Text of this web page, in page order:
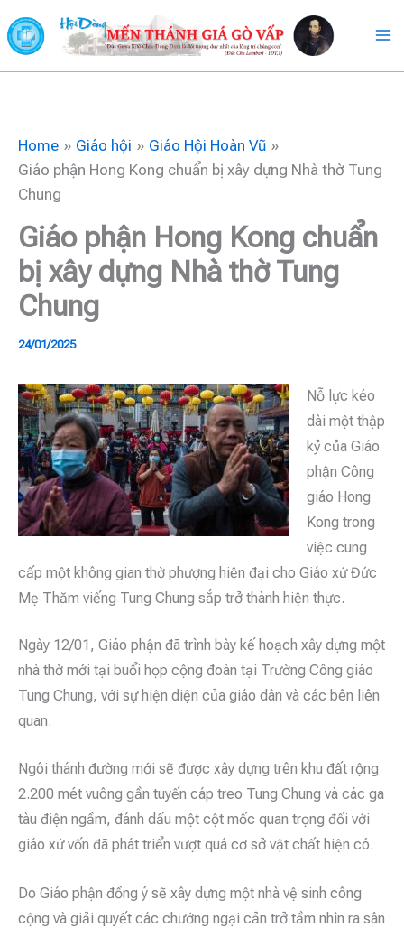
to
content
Home Giáo hội
Giáo Hội Hoàn Vũ
Giáo phận Hong Kong chuẩn bị xây dựng Nhà thờ Tung
Chung
Giáo phận Hong Kong chuẩn
bị xây dựng Nhà thờ Tung
Chung
24/01/2025
Nỗ lực kéo
dài một thập
kỷ của Giáo
phận Công
giáo Hong
Kong trong
việc cung
cấp một không gian thờ phượng hiện đại cho Giáo xứ Đức
Mẹ Thăm viếng Tung Chung sắp trở thành hiện thực.
Ngày 12/01, Giáo phận đã trình bày kế hoạch xây dựng một
nhà thờ mới tại buổi họp cộng đoàn tại Trường Công giáo
Tung Chung, với sự hiện diện của giáo dân và các bên liên
quan.
Ngôi thánh đường mới sẽ được xây dựng trên khu đất rộng
2.200 mét vuông gần tuyến cáp treo Tung Chung và các ga
tàu điện ngầm, đánh dấu một cột mốc quan trọng đối với
giáo xứ vốn đã phát triển vượt quá cơ sở vật chất hiện có.
Do Giáo phận đồng ý sẽ xây dựng một nhà vệ sinh công
cộng và giải quyết các chướng ngại cản trở tầm nhìn ra sân